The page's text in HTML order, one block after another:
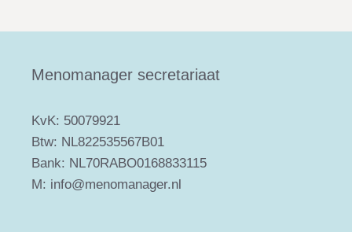
Menomanager secretariaat
KvK: 50079921
Btw: NL822535567B01
Bank: NL70RABO0168833115
M: info@menomanager.nl